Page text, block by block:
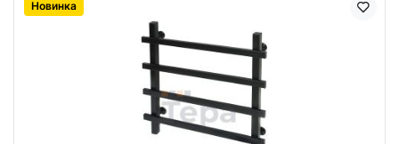
Новинка